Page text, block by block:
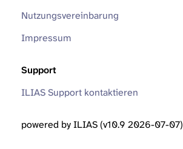
Nutzungsvereinbarung
Impressum
Support
ILIAS Support kontaktieren
powered by ILIAS (v10.9 2026-07-07)